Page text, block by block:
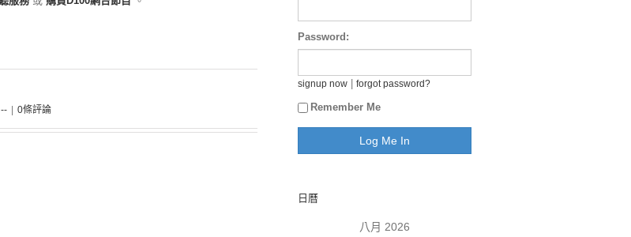
0條評論
Password:
signup now forgot password?
Remember Me
日曆
八月 2026